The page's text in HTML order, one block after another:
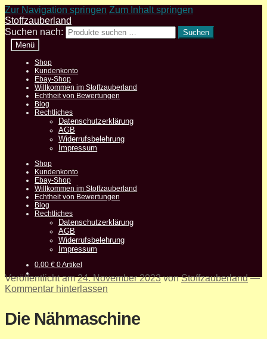
Zur Navigation springen Zum Inhalt springen
Stoffzauberland
Suchen nach:
Suchen
Menü
Shop
Kundenkonto
Ebay-Shop
Willkommen im Stoffzauberland
Echtheit von Bewertungen
Blog
Rechtliches
Datenschutzerklärung
AGB
Widerrufsbelehrung
Impressum
Shop
Kundenkonto
Ebay-Shop
Willkommen im Stoffzauberland
Echtheit von Bewertungen
Blog
Rechtliches
Datenschutzerklärung
AGB
Widerrufsbelehrung
Impressum
0,00€ 0 Artikel
Veröffentlicht am24. November 2023 vonStoffzauberland —
Kommentar hinterlassen
Die Nähmaschine